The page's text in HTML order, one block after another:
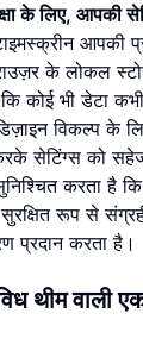
के लिए, आपकी
आपकी
के लोकल
कोई भी डेटा कभी
विकल्प के
सेटिंग्स को
करता है
रूप से
प्रदान करता है।
थीम वाली